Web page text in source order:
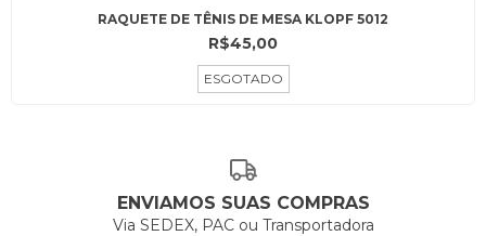
RAQUETE DE TÊNIS DE MESA KLOPF 5012
R$45,00
ESGOTADO
ENVIAMOS SUAS COMPRAS
Via SEDEX, PAC ou Transportadora